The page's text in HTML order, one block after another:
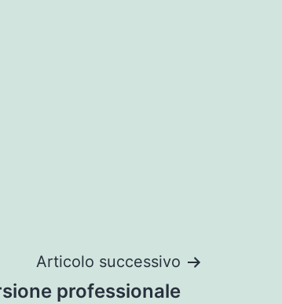
Articolo successivo
professionale